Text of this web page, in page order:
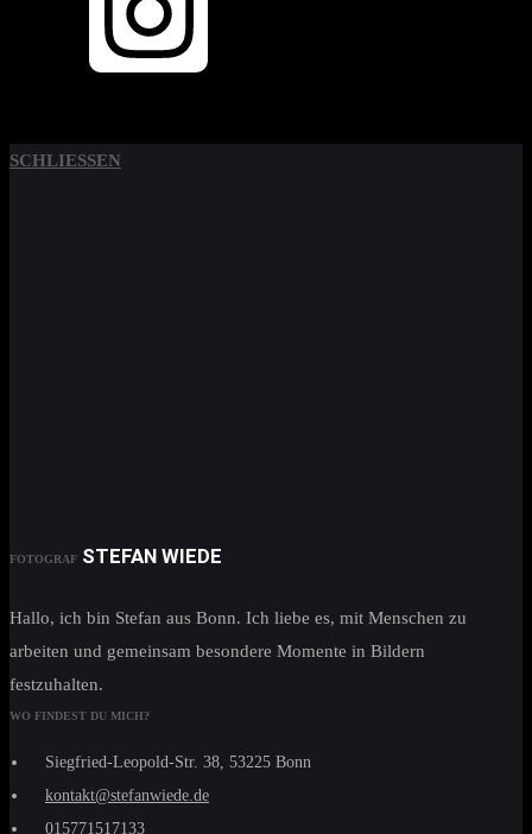
SCHLIESSEN
FOTOGRAF STEFAN WIEDE
Hallo, ich bin Stefan aus Bonn. Ich liebe es, mit Menschen zu
arbeiten und gemeinsam besondere Momente in Bildern
festzuhalten.
WO FINDEST DU MICH?
Siegfried-Leopold-Str. 38, 53225 Bonn
kontakt@stefanwiede.de
015771517133